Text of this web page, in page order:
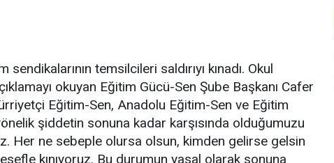
sendikalarının temsilcileri saldırıyı kınadı. Okul
okuyan Eğitim Gücü-Sen Şube Başkanı Cafer
Eğitim-Sen, Anadolu Eğitim-Sen ve Eğitim
şiddetin sonuna kadar karşısında olduğumuzu
Her ne sebeple olursa olsun, kimden gelirse gelsin
kınıyoruz. Bu durumun yasal olarak sonuna